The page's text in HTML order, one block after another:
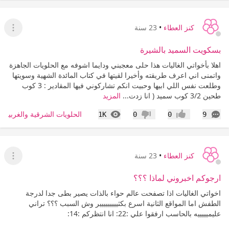
كنز العطاء • 23 سنة
عرض
بسكويت السميد بالشيرة
اهلا بأخواتي الغاليات هذا حلى معجبني ودايما اشوفه مع الحلويات الجاهزة
واتمنى اني اعرف طريقته وأخيرا لقيتها في كتاب المائدة الشهية وسويتها
وطلعت نفس اللي ابيها وحبيت انكم تشاركوني فيها المقادير : 3 كوب
طحين 3/2 كوب سميد ( انا زدت...
المزيد
9
التعليقات إعجاب0 عدم إعجاب
0
1K
المشاهدات الحلويات الشرقية والغربية
كنز العطاء • 23 سنة
عرض
ارجوكم اخبروني لماذا ؟؟؟
اخواتي الغاليات اذا تصفحت عالم حواء بالذات يصير بطى جدا لدرجة
الطفش اما المواقع الثانية اسرع بكثييييييييير وش السبب ؟؟؟ تراني
عليميييييه بالحاسب ارفقوا علي :22: انا انتظركم :14: